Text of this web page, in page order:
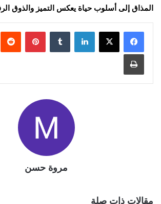
المذاق إلى أسلوب حياة يعكس التميز والذوق
لينكدإن بينتيريست
طباعة
مروة حسن
مقالات ذات صلة